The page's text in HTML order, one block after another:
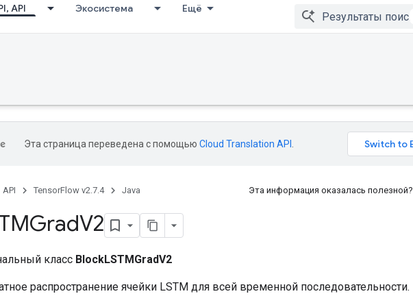
API Экосистема Ещё
Эта страница переведена с помощью Cloud Translation API
API TensorFlow v2.7.4 Java Эта информация оказалась полезной?
V2
класс BlockLSTMGradV2
распространение ячейки LSTM для всей временной последовательности.